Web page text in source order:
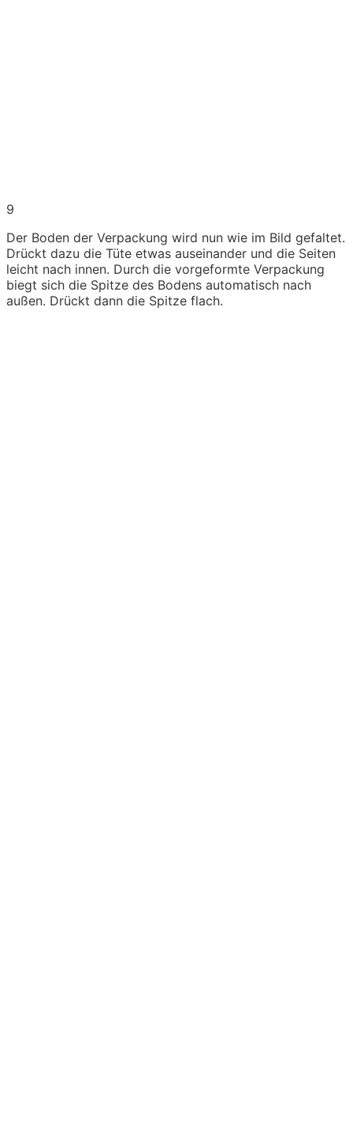
9
Der Boden der Verpackung wird nun wie im Bild gefaltet.
Drückt dazu die Tüte etwas auseinander und die Seiten
leicht nach innen. Durch die vorgeformte Verpackung
biegt sich die Spitze des Bodens automatisch nach
außen. Drückt dann die Spitze flach.